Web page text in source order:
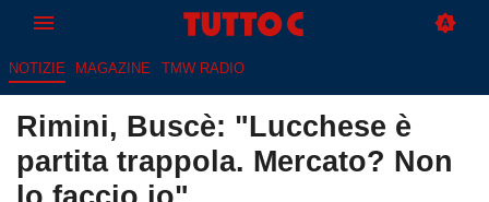
NOTIZIE MAGAZINE TMW RADIO
Rimini, Buscè: "Lucchese è
partita trappola. Mercato? Non